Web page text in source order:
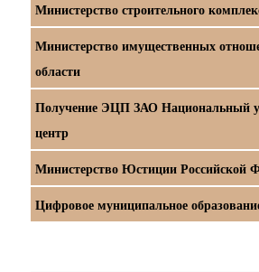
Министерство строительного
Министерство имущественных
области
Получение ЭЦП ЗАО Национальный
центр
Министерство Юстиции Российской
Цифровое муниципальное